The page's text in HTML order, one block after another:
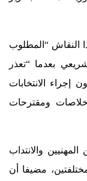
النقاش “المطلوب
بعدما “تعذر
الانتخابات
ومقترحات
والانتداب
مضيفا أن